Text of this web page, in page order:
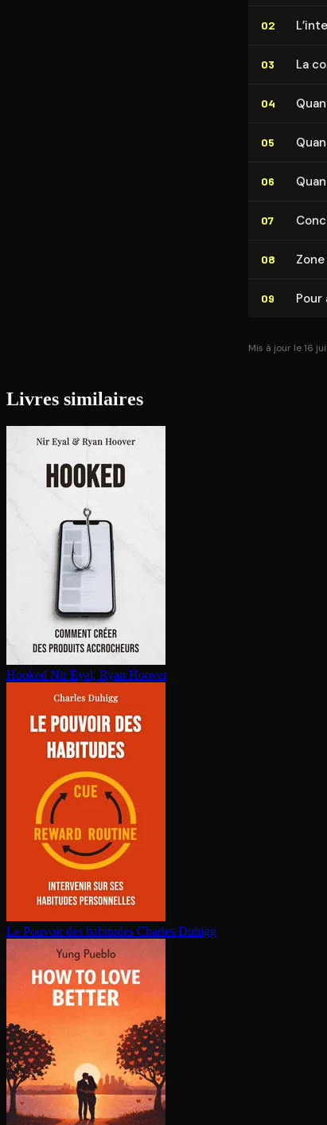
02
03 La
04
05
06
07
08
09 Pour
Mis à jour le 16
Livres similaires
Hooked Nir Eyal, Ryan Hoover
Le Pouvoir des habitudes Charles Duhigg